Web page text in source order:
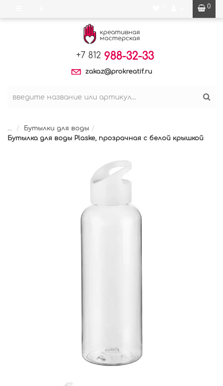
0
+7 812 988-32-33
zakaz@prokreatif.ru
...
Бутылки для воды
Бутылка для воды Plaske, прозрачная с белой крышкой